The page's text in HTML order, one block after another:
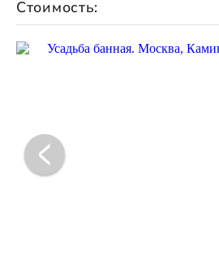
Стоимость: